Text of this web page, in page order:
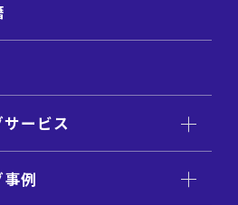
ービス
例